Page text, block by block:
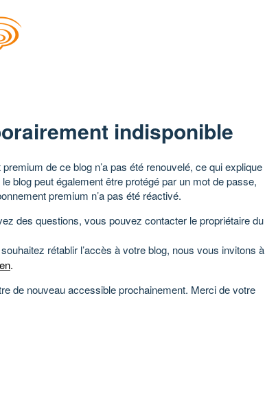
indisponible
de ce blog n’a pas été renouvelé, ce qui explique
blog peut également être protégé par un mot de passe,
premium n’a pas été réactivé.
des questions, vous pouvez contacter le propriétaire du
rétablir l’accès à votre blog, nous vous invitons à
.
de nouveau accessible prochainement. Merci de votre